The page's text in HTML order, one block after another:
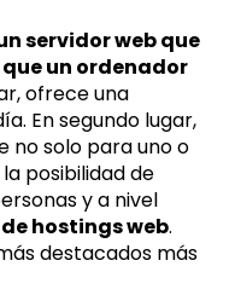
servidor web que
un ordenador
ofrece una
En segundo lugar,
no solo para uno o
posibilidad de
y a nivel
hostings web.
destacados más